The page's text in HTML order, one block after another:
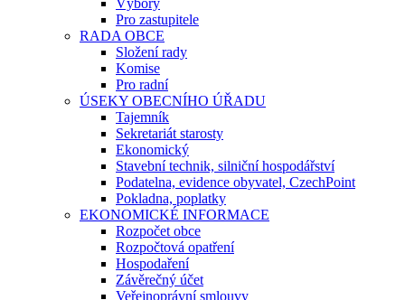
Výbory
Pro zastupitele
RADA OBCE
Složení rady
Komise
Pro radní
ÚSEKY OBECNÍHO ÚŘADU
Tajemník
Sekretariát starosty
Ekonomický
Stavební technik, silniční hospodářství
Podatelna, evidence obyvatel, CzechPoint
Pokladna, poplatky
EKONOMICKÉ INFORMACE
Rozpočet obce
Rozpočtová opatření
Hospodaření
Závěrečný účet
Veřejnoprávní smlouvy